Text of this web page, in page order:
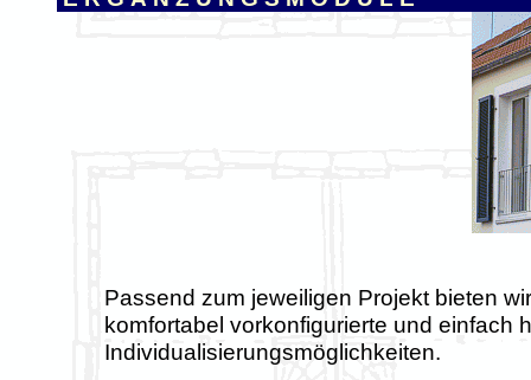
Passend zum jeweiligen Projekt bieten
komfortabel vorkonfigurierte und einfach
Individualisierungsmöglichkeiten.